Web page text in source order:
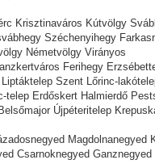
Krisztinaváros Kútvölgy
Széchenyihegy
Németvölgy Virányos
Ferihegy
Szent Lőrinc-
telep Erdőskert Halmierdő
Újpéteritelep
Magdolnanegyed
Csarnoknegyed Ganznegyed